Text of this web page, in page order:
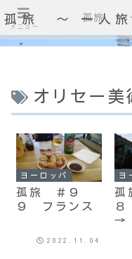
孤旅 〜 一人旅
オリセー美
ヨーロッパ
孤旅 ＃９
９ フランス
2022.11.04
ヨ
孤
→
メニュー
孤旅 〜